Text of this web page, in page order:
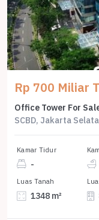
Rp 700 Miliar
Office Tower For
SCBD, Jakarta
Kamar Tidur
-
Luas Tanah
1348 m²